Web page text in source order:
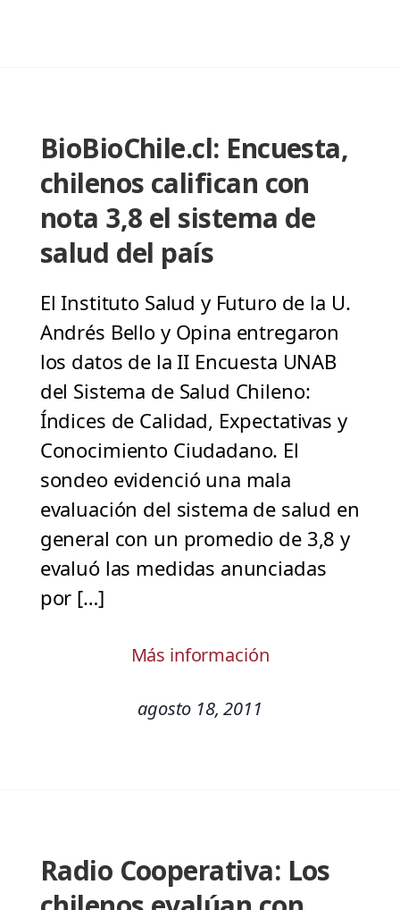
BioBioChile.cl: Encuesta,
chilenos califican con
nota 3,8 el sistema de
salud del país
El Instituto Salud y Futuro de la U.
Andrés Bello y Opina entregaron
los datos de la II Encuesta UNAB
del Sistema de Salud Chileno:
Índices de Calidad, Expectativas y
Conocimiento Ciudadano. El
sondeo evidenció una mala
evaluación del sistema de salud en
general con un promedio de 3,8 y
evaluó las medidas anunciadas
por […]
Más información
agosto 18, 2011
Radio Cooperativa: Los